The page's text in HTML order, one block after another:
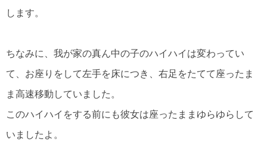
します。
ちなみに、我が家の真ん中の子のハイハイは変わってい
て、お座りをして左手を床につき、右足をたてて座ったま
ま高速移動していました。
このハイハイをする前にも彼女は座ったままゆらゆらして
いましたよ。